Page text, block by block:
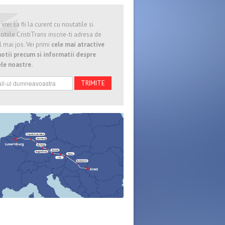
vrei sa fii la curent cu noutatile si
CristiTrans inscrie-ti adresa de
mai jos. Vei primi cele mai atractive
precum si informatii despre
noastre.